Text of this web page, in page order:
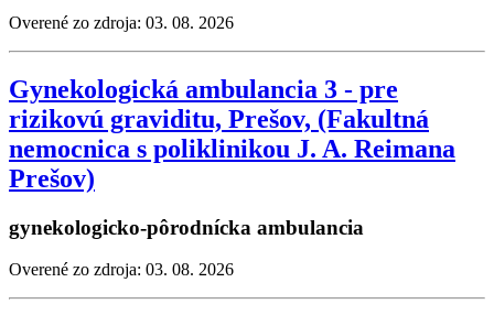
Overené zo zdroja: 03. 08. 2026
Gynekologická ambulancia 3 - pre
rizikovú graviditu, Prešov, (Fakultná
nemocnica s poliklinikou J. A. Reimana
Prešov)
gynekologicko-pôrodnícka ambulancia
Overené zo zdroja: 03. 08. 2026